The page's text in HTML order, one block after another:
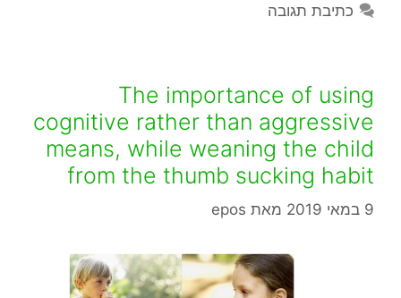
כתיבת תגובה
The importance of using
cognitive rather than aggressive
means, while weaning the child
from the thumb sucking habit
9 במאי 2019 מאת epos